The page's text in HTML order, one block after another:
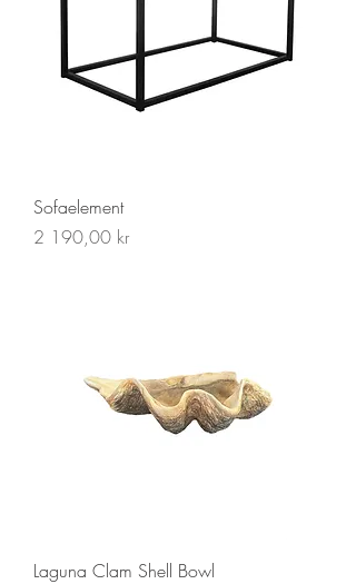
Sofaelement
Pris
2 190,00 kr
Laguna Clam Shell Bowl